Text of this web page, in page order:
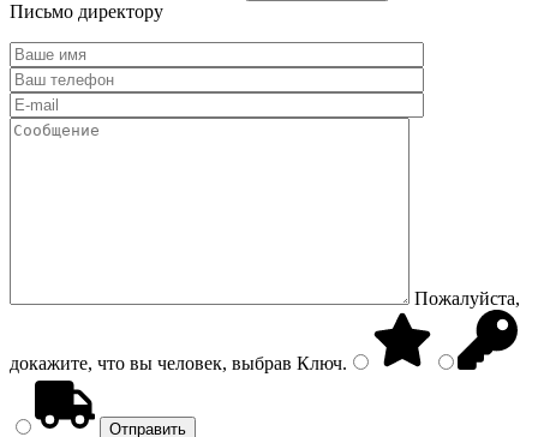
Письмо директору
Пожалуйста,
докажите, что вы человек, выбрав Ключ.